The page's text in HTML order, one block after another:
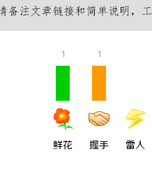
1
鲜花
1
握手 雷人